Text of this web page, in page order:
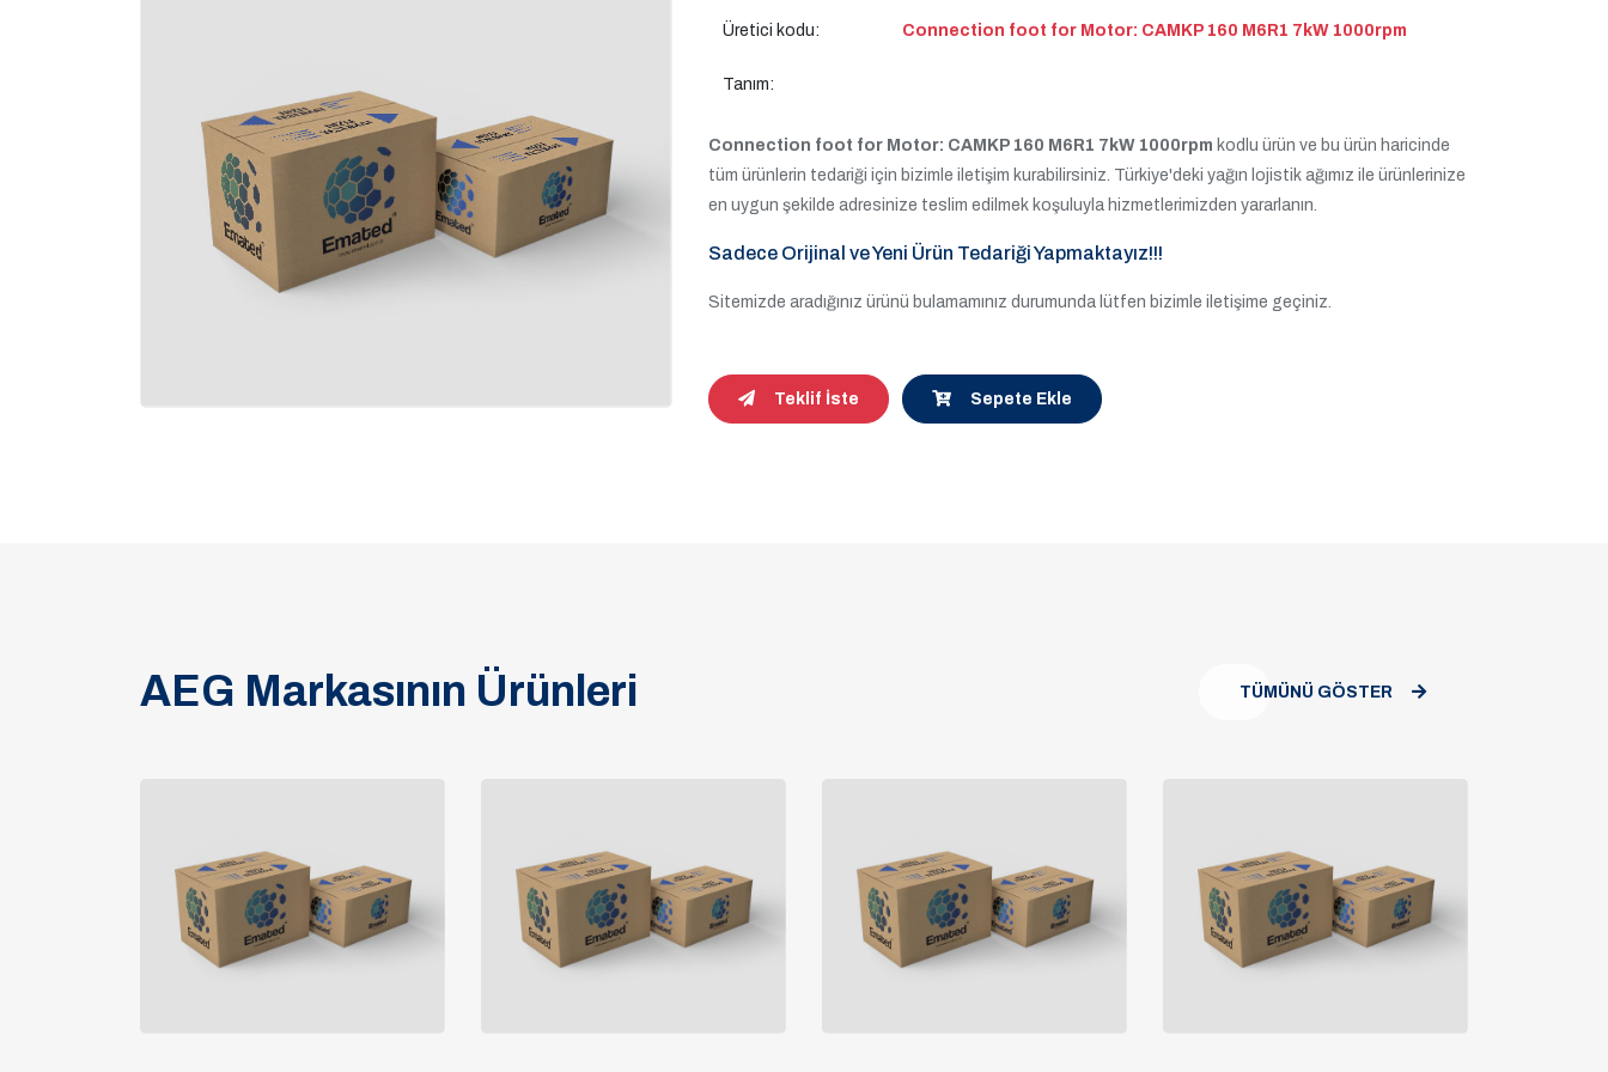
Üretici kodu: Connection foot for Motor: CAMKP 160 M6R1 7kW 1000rpm
Tanım:
Connection foot for Motor: CAMKP 160 M6R1 7kW 1000rpm kodlu ürün ve bu ürün haricinde
tüm ürünlerin tedariği için bizimle iletişim kurabilirsiniz. Türkiye'deki yağın lojistik ağımız ile ürünlerinize
en uygun şekilde adresinize teslim edilmek koşuluyla hizmetlerimizden yararlanın.
Sadece Orijinal ve Yeni Ürün Tedariği Yapmaktayız!!!
Sitemizde aradığınız ürünü bulamamınız durumunda lütfen bizimle iletişime geçiniz.
Teklif İste Sepete Ekle
AEG Markasının Ürünleri TÜMÜNÜ GÖSTER